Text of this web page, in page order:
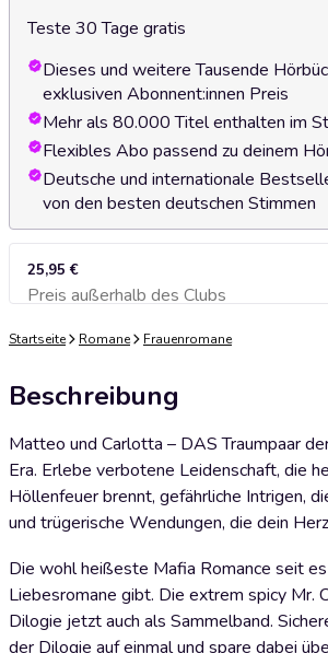
Teste 30 Tage gratis
Dieses und weitere Tausende
exklusiven Abonnent:innen Preis
Mehr als 80.000 Titel enthalten im
Flexibles Abo passend zu deinem
Deutsche und internationale
von den besten deutschen Stimmen
25,95 €
Preis außerhalb des ClubsZum Warenkorb hinzufügen
Startseite Romane Frauenromane
Beschreibung
Matteo und Carlotta – DAS Traumpaar
Era. Erlebe verbotene Leidenschaft, die
Höllenfeuer brennt, gefährliche Intrigen,
und trügerische Wendungen, die dein
Die wohl heißeste Mafia Romance seit
Liebesromane gibt. Die extrem spicy Mr.
Dilogie jetzt auch als Sammelband.
der Dilogie auf einmal und spare dabei